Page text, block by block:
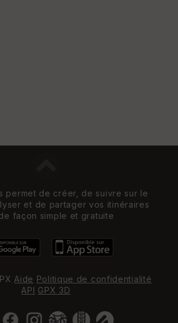
permet de créer, de suivre sur le
et de partager vos itinéraires
façon simple et gratuite
Aide Politique de confidentialité
API GPX 3D